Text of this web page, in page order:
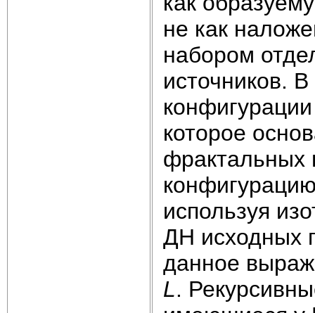
не как
набором
источников.
которое
фрактальных
используя
ДН исходных
данное
L.